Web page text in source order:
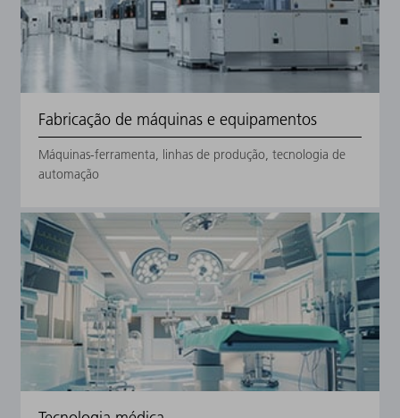
Fabricação de máquinas e equipamentos
Máquinas-ferramenta, linhas de produção, tecnologia de
automação